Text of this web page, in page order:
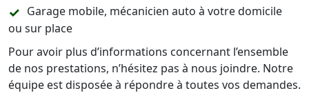
Garage mobile, mécanicien auto à votre domicile
ou sur place
Pour avoir plus d’informations concernant l’ensemble
de nos prestations, n’hésitez pas à nous joindre. Notre
équipe est disposée à répondre à toutes vos demandes.